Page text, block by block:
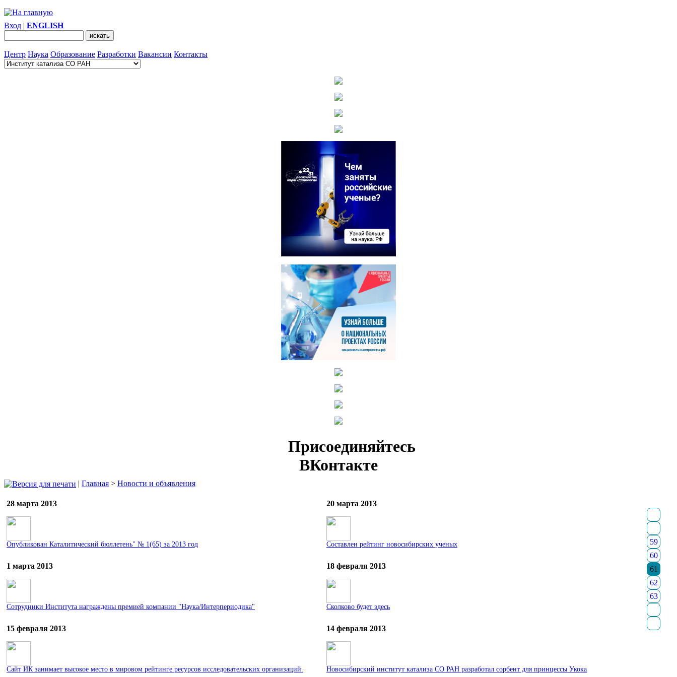
Вход | ENGLISH
Центр Наука Образование Разработки Вакансии Контакты
Присоединяйтесь
ВКонтакте
| Главная > Новости и объявления
28 марта 2013
Опубликован Каталитический бюллетень" № 1(65) за 2013 год
20 марта 2013
Составлен рейтинг новосибирских ученых
1 марта 2013
Сотрудники Института награждены премией компании "Наука/Интерпериодика"
18 февраля 2013
Сколково будет здесь
15 февраля 2013
Сайт ИК занимает высокое место в мировом рейтинге ресурсов исследовательских организаций.
14 февраля 2013
Новосибирский институт катализа СО РАН разработал сорбент для принцессы Укока
59
60
61
62
63